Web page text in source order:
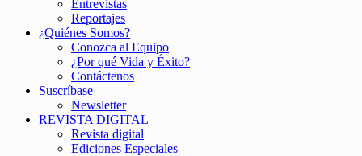
Entrevistas
Reportajes
¿Quiénes Somos?
Conozca al Equipo
¿Por qué Vida y Éxito?
Contáctenos
Suscríbase
Newsletter
REVISTA DIGITAL
Revista digital
Ediciones Especiales